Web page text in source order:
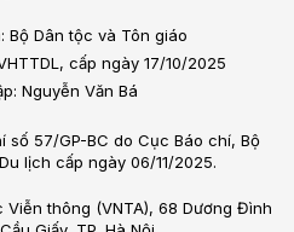
Bộ Dân tộc và Tôn giáo
cấp ngày 17/10/2025
Nguyễn Văn Bá
số 57/GP-BC do Cục Báo chí, Bộ
lịch cấp ngày 06/11/2025.
thông (VNTA), 68 Dương Đình